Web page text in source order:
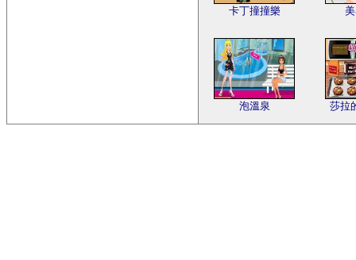
卡丁撞撞樂
泡溫泉 莎拉